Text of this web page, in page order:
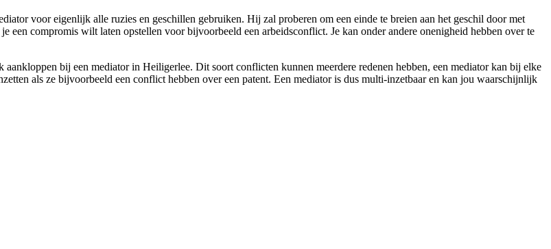
voor eigenlijk alle ruzies en geschillen gebruiken. Hij zal proberen om een einde te breien aan het geschil door met
een compromis wilt laten opstellen voor bijvoorbeeld een arbeidsconflict. Je kan onder andere onenigheid hebben over te
bij een mediator in Heiligerlee. Dit soort conflicten kunnen meerdere redenen hebben, een mediator kan bij elke
als ze bijvoorbeeld een conflict hebben over een patent. Een mediator is dus multi-inzetbaar en kan jou waarschijnlijk